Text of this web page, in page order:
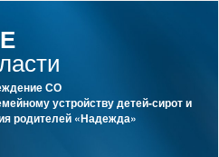
СО
устройству детей-сирот и
родителей «Надежда»